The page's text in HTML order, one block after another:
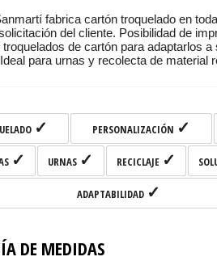
fabrica cartón troquelado en
del cliente. Posibilidad de
de cartón para adaptarlos
para urnas y recolecta de material
✓ PERSONALIZACIÓN ✓
✓ URNAS ✓ RECICLAJE ✓
ADAPTABILIDAD ✓
DE MEDIDAS